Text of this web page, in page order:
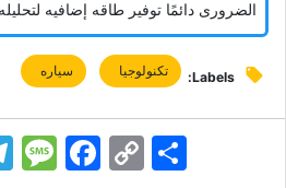
الضروری دائمًا توفیر طاقه إضافیه
Labels: تکنولوجیا سیاره
Facebook Copy
Link
اشتراک